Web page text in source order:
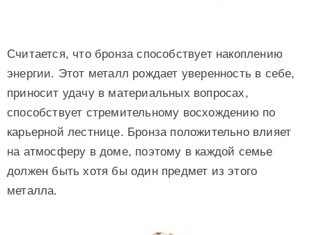
Считается, что бронза способствует накоплению
энергии. Этот металл рождает уверенность в себе,
приносит удачу в материальных вопросах,
способствует стремительному восхождению по
карьерной лестнице. Бронза положительно влияет
на атмосферу в доме, поэтому в каждой семье
должен быть хотя бы один предмет из этого
металла.